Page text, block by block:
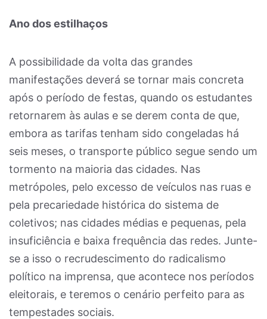
Ano dos estilhaços
A possibilidade da volta das grandes
manifestações deverá se tornar mais concreta
após o período de festas, quando os estudantes
retornarem às aulas e se derem conta de que,
embora as tarifas tenham sido congeladas há
seis meses, o transporte público segue sendo um
tormento na maioria das cidades. Nas
metrópoles, pelo excesso de veículos nas ruas e
pela precariedade histórica do sistema de
coletivos; nas cidades médias e pequenas, pela
insuficiência e baixa frequência das redes. Junte-
se a isso o recrudescimento do radicalismo
político na imprensa, que acontece nos períodos
eleitorais, e teremos o cenário perfeito para as
tempestades sociais.